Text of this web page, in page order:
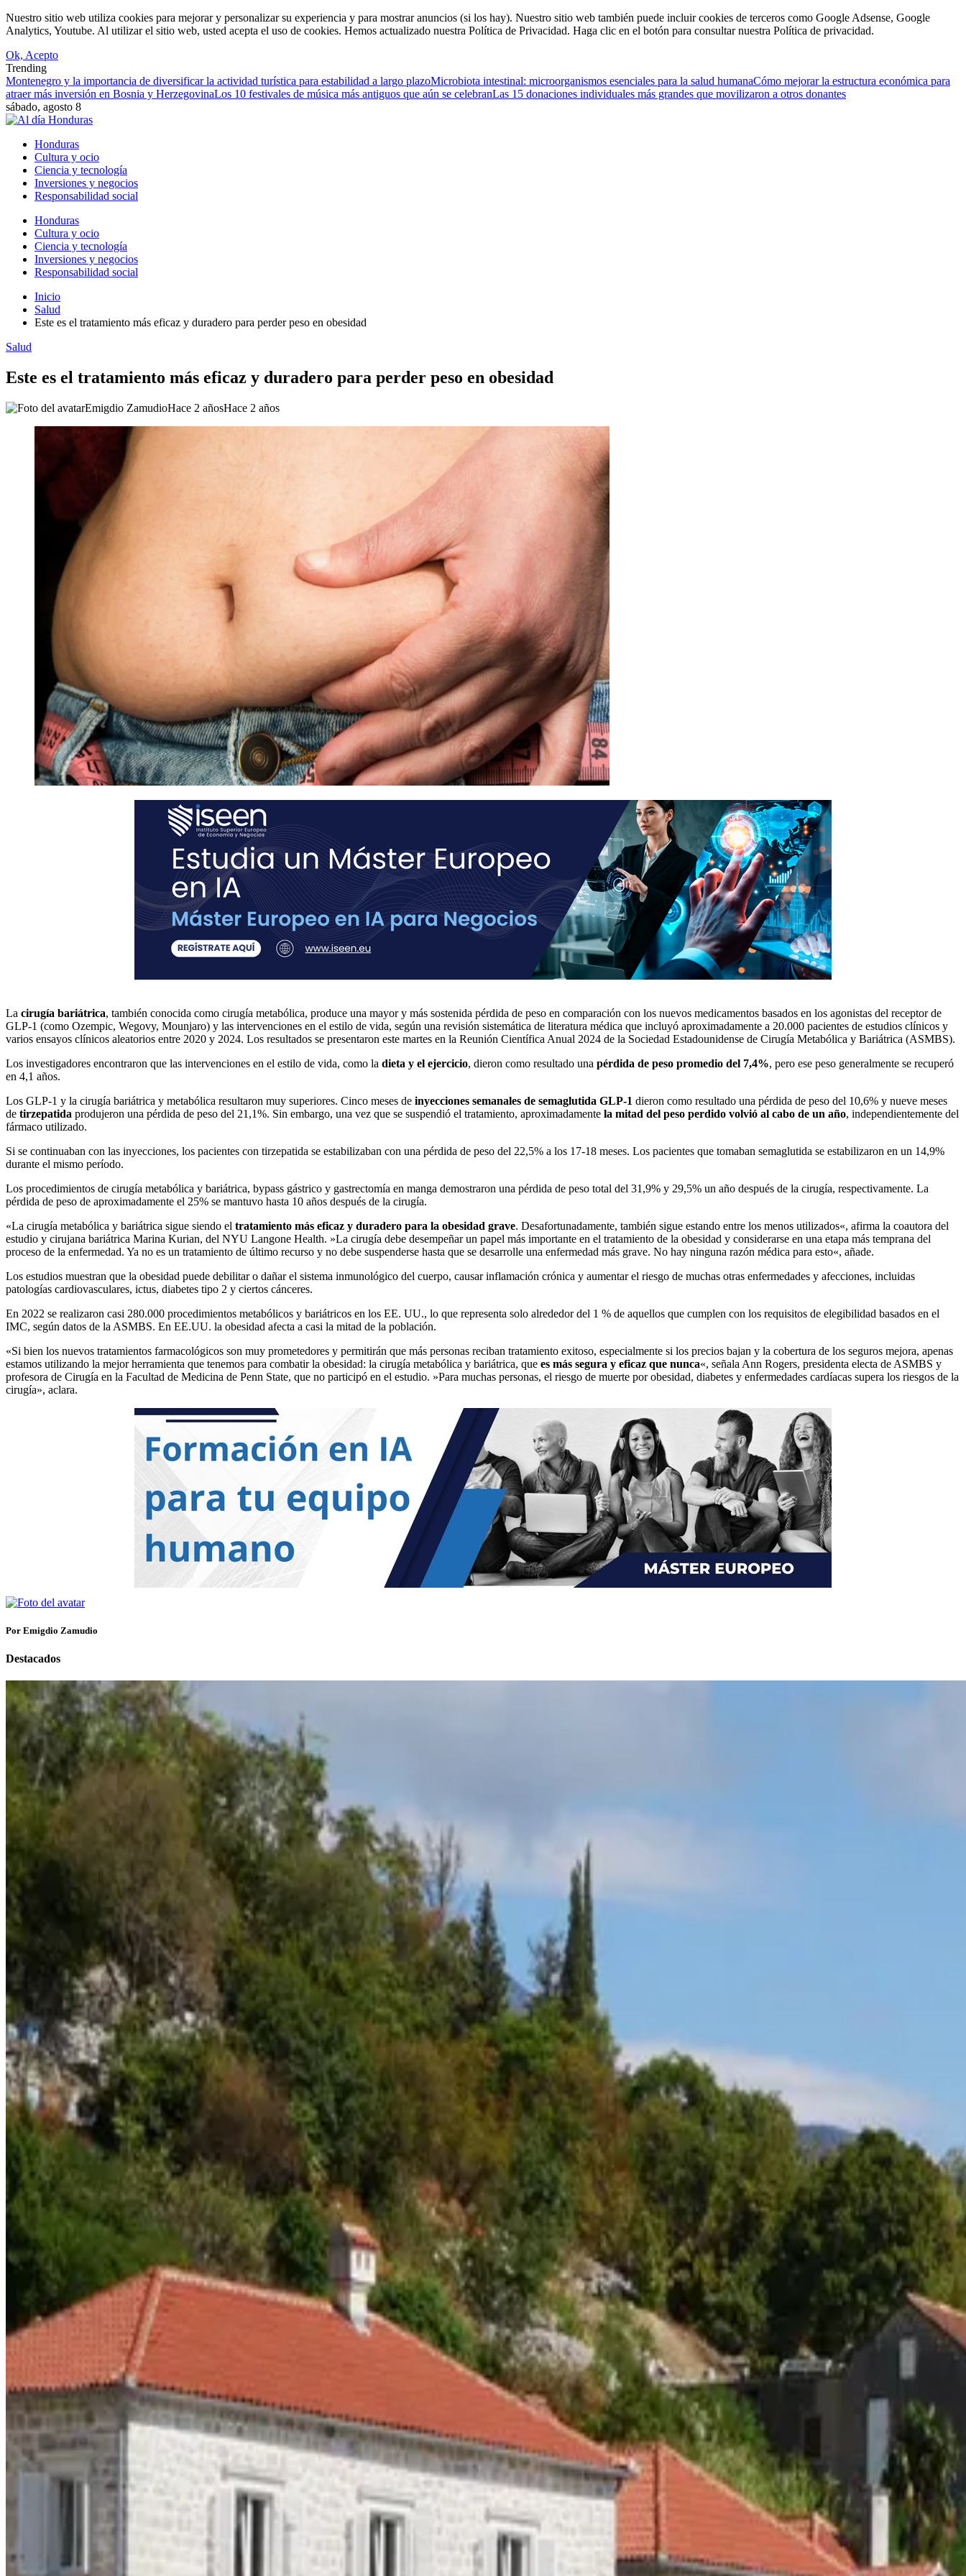
Nuestro sitio web utiliza cookies para mejorar y personalizar su experiencia y para mostrar anuncios (si los hay). Nuestro sitio web también puede incluir cookies de terceros como Google Adsense, Google
Analytics, Youtube. Al utilizar el sitio web, usted acepta el uso de cookies. Hemos actualizado nuestra Política de Privacidad. Haga clic en el botón para consultar nuestra Política de privacidad.
Ok, Acepto
Trending
Montenegro y la importancia de diversificar la actividad turística para estabilidad a largo plazoMicrobiota intestinal: microorganismos esenciales para la salud humanaCómo mejorar la estructura económica para
atraer más inversión en Bosnia y HerzegovinaLos 10 festivales de música más antiguos que aún se celebranLas 15 donaciones individuales más grandes que movilizaron a otros donantes
sábado, agosto 8
Honduras
Cultura y ocio
Ciencia y tecnología
Inversiones y negocios
Responsabilidad social
Honduras
Cultura y ocio
Ciencia y tecnología
Inversiones y negocios
Responsabilidad social
Inicio
Salud
Este es el tratamiento más eficaz y duradero para perder peso en obesidad
Salud
Este es el tratamiento más eficaz y duradero para perder peso en obesidad
Emigdio ZamudioHace 2 añosHace 2 años
La cirugía bariátrica, también conocida como cirugía metabólica, produce una mayor y más sostenida pérdida de peso en comparación con los nuevos medicamentos basados en los agonistas del receptor de
GLP-1 (como Ozempic, Wegovy, Mounjaro) y las intervenciones en el estilo de vida, según una revisión sistemática de literatura médica que incluyó aproximadamente a 20.000 pacientes de estudios clínicos y
varios ensayos clínicos aleatorios entre 2020 y 2024. Los resultados se presentaron este martes en la Reunión Científica Anual 2024 de la Sociedad Estadounidense de Cirugía Metabólica y Bariátrica (ASMBS).
Los investigadores encontraron que las intervenciones en el estilo de vida, como la dieta y el ejercicio, dieron como resultado una pérdida de peso promedio del 7,4%, pero ese peso generalmente se recuperó
en 4,1 años.
Los GLP-1 y la cirugía bariátrica y metabólica resultaron muy superiores. Cinco meses de inyecciones semanales de semaglutida GLP-1 dieron como resultado una pérdida de peso del 10,6% y nueve meses
de tirzepatida produjeron una pérdida de peso del 21,1%. Sin embargo, una vez que se suspendió el tratamiento, aproximadamente la mitad del peso perdido volvió al cabo de un año, independientemente del
fármaco utilizado.
Si se continuaban con las inyecciones, los pacientes con tirzepatida se estabilizaban con una pérdida de peso del 22,5% a los 17-18 meses. Los pacientes que tomaban semaglutida se estabilizaron en un 14,9%
durante el mismo período.
Los procedimientos de cirugía metabólica y bariátrica, bypass gástrico y gastrectomía en manga demostraron una pérdida de peso total del 31,9% y 29,5% un año después de la cirugía, respectivamente. La
pérdida de peso de aproximadamente el 25% se mantuvo hasta 10 años después de la cirugía.
«La cirugía metabólica y bariátrica sigue siendo el tratamiento más eficaz y duradero para la obesidad grave. Desafortunadamente, también sigue estando entre los menos utilizados«, afirma la coautora del
estudio y cirujana bariátrica Marina Kurian, del NYU Langone Health. »La cirugía debe desempeñar un papel más importante en el tratamiento de la obesidad y considerarse en una etapa más temprana del
proceso de la enfermedad. Ya no es un tratamiento de último recurso y no debe suspenderse hasta que se desarrolle una enfermedad más grave. No hay ninguna razón médica para esto«, añade.
Los estudios muestran que la obesidad puede debilitar o dañar el sistema inmunológico del cuerpo, causar inflamación crónica y aumentar el riesgo de muchas otras enfermedades y afecciones, incluidas
patologías cardiovasculares, ictus, diabetes tipo 2 y ciertos cánceres.
En 2022 se realizaron casi 280.000 procedimientos metabólicos y bariátricos en los EE. UU., lo que representa solo alrededor del 1 % de aquellos que cumplen con los requisitos de elegibilidad basados en el
IMC, según datos de la ASMBS. En EE.UU. la obesidad afecta a casi la mitad de la población.
«Si bien los nuevos tratamientos farmacológicos son muy prometedores y permitirán que más personas reciban tratamiento exitoso, especialmente si los precios bajan y la cobertura de los seguros mejora, apenas
estamos utilizando la mejor herramienta que tenemos para combatir la obesidad: la cirugía metabólica y bariátrica, que es más segura y eficaz que nunca«, señala Ann Rogers, presidenta electa de ASMBS y
profesora de Cirugía en la Facultad de Medicina de Penn State, que no participó en el estudio. »Para muchas personas, el riesgo de muerte por obesidad, diabetes y enfermedades cardíacas supera los riesgos de la
cirugía», aclara.
Por Emigdio Zamudio
Destacados